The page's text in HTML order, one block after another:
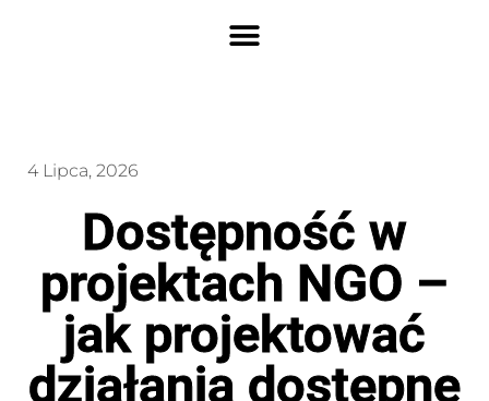
4 Lipca, 2026
Dostępność w
projektach NGO –
jak projektować
działania dostępne